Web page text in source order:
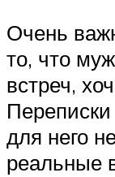
Очень
то, что
встреч,
Переписки
для него
реальные